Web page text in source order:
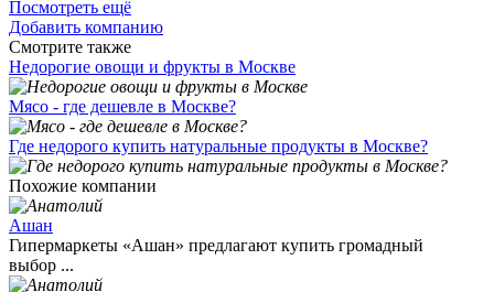
Посмотреть ещё
Добавить компанию
Смотрите также
Недорогие овощи и фрукты в Москве
Мясо - где дешевле в Москве?
Где недорого купить натуральные продукты в Москве?
Похожие компании
Ашан
Гипермаркеты «Ашан» предлагают купить громадный
выбор ...